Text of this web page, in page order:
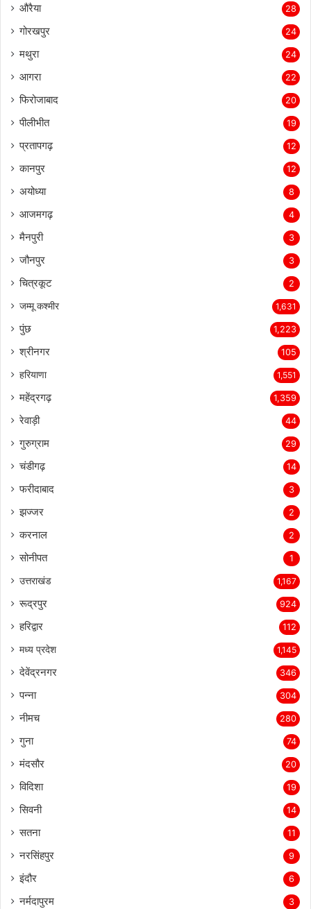
औरैया 28
गोरखपुर 24
मथुरा 24
आगरा 22
फिरोजाबाद 20
पीलीभीत 19
प्रतापगढ़ 12
कानपुर 12
अयोध्या 8
आजमगढ़ 4
मैनपुरी 3
जौनपुर 3
चित्रकूट 2
जम्मू कश्मीर 1,631
पुंछ 1,223
श्रीनगर 105
हरियाणा 1,551
महेंद्रगढ़ 1,359
रेवाड़ी 44
गुरुग्राम 29
चंडीगढ़ 14
फरीदाबाद 3
झज्जर 2
करनाल 2
सोनीपत 1
उत्तराखंड 1,167
रूद्रपुर 924
हरिद्वार 112
मध्य प्रदेश 1,145
देवेंद्रनगर 346
पन्ना 304
नीमच 280
गुना 74
मंदसौर 20
विदिशा 19
सिवनी 14
सतना 11
नरसिंहपुर 9
इंदौर 6
नर्मदापुरम 3